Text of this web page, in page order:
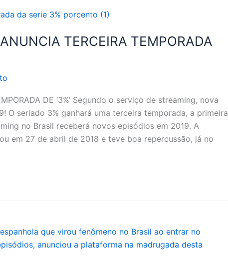
TERCEIRA TEMPORADA
DE ‘3%’ Segundo o serviço de streaming, nova
O seriado 3% ganhará uma terceira temporada, a primeira
no Brasil receberá novos episódios em 2019. A
em 27 de abril de 2018 e teve boa repercussão, já no